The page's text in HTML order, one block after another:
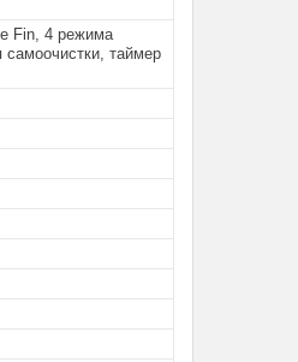
Fin, 4 режима
таймер